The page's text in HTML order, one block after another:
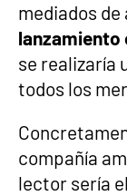
mediados
lanzamiento
se realizaría
todos los
compañía
lector sería